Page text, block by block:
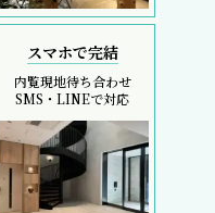
スマホで完結
内覧現地待ち合わせ
SMS・LINEで対応